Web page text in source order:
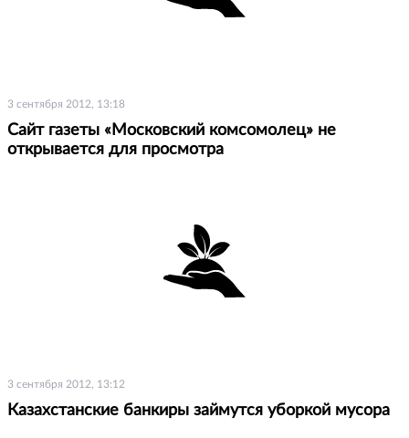
3 сентября 2012, 13:18
Сайт газеты «Московский комсомолец» не
открывается для просмотра
3 сентября 2012, 13:12
Казахстанские банкиры займутся уборкой мусора